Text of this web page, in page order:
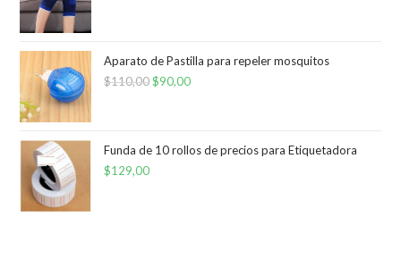
Aparato de Pastilla para repeler mosquitos
$110,00El
era:
$90,00El
es:
Funda de 10 rollos de precios para Etiquetadora
$129,00